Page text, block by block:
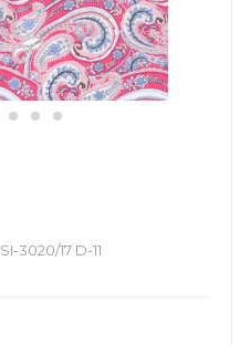
SI-3020/17 D-11